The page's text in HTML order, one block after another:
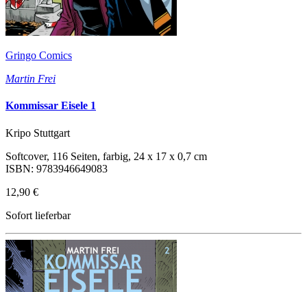
Gringo Comics
Martin Frei
Kommissar Eisele 1
Kripo Stuttgart
Softcover, 116 Seiten, farbig, 24 x 17 x 0,7 cm
ISBN: 9783946649083
12,90 €
Sofort lieferbar